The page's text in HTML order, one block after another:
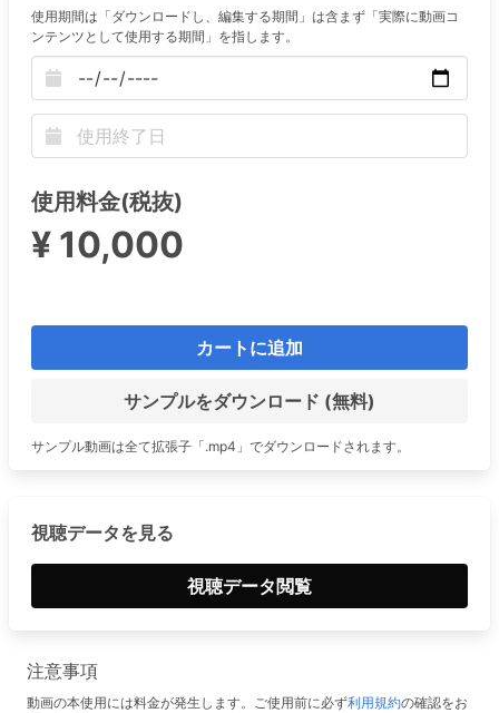
使用期間は「ダウンロードし、編集する期間」は含まず「実際に動画コ
ンテンツとして使用する期間」を指します。
使用料金(税抜)
¥ 10,000
カートに追加
サンプルをダウンロード (無料)
サンプル動画は全て拡張子「.mp4」でダウンロードされます。
視聴データを見る
視聴データ閲覧
注意事項
動画の本使用には料金が発生します。ご使用前に必ず利用規約の確認をお